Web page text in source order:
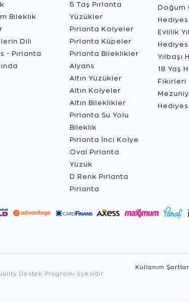
Bileklik
Dili
- Pırlanta
5 Taş Pırlanta
Yüzükler
Pırlanta Kolyeler
Pırlanta Küpeler
Pırlanta Bileklikler
Alyans
Altın Yüzükler
Altın Kolyeler
Altın Bileklikler
Pırlanta Su Yolu
Bileklik
Pırlanta İnci Kolye
Oval Pırlanta
Yüzük
D Renk Pırlanta
Pırlanta
Doğum
Hediyesi
Evlilik
Hediyesi
Yılbaşı
18 Yaş
Fikirleri
Destek Programı üyesidir.
Kullanım